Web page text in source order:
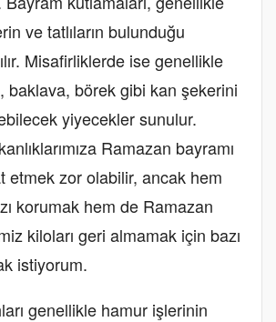
ve tatlıların bulunduğu
Misafirliklerde ise genellikle
baklava, börek gibi kan şekerini
yiyecekler sunulur.
Ramazan bayramı
etmek zor olabilir, ancak hem
korumak hem de Ramazan
kiloları geri almamak için bazı
istiyorum.
genellikle hamur işlerinin